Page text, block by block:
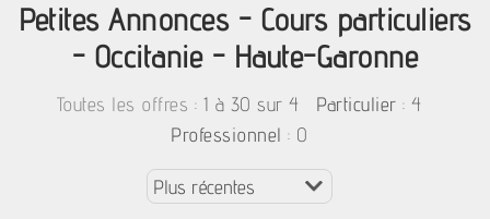
Petites Annonces - Cours particuliers
- Occitanie - Haute-Garonne
Toutes les offres : 1 à 30 sur 4 Particulier : 4
Professionnel : 0